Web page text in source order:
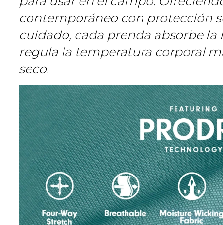
contemporáneo con protección
cuidado, cada prenda absorbe
regula la temperatura corporal
seco.